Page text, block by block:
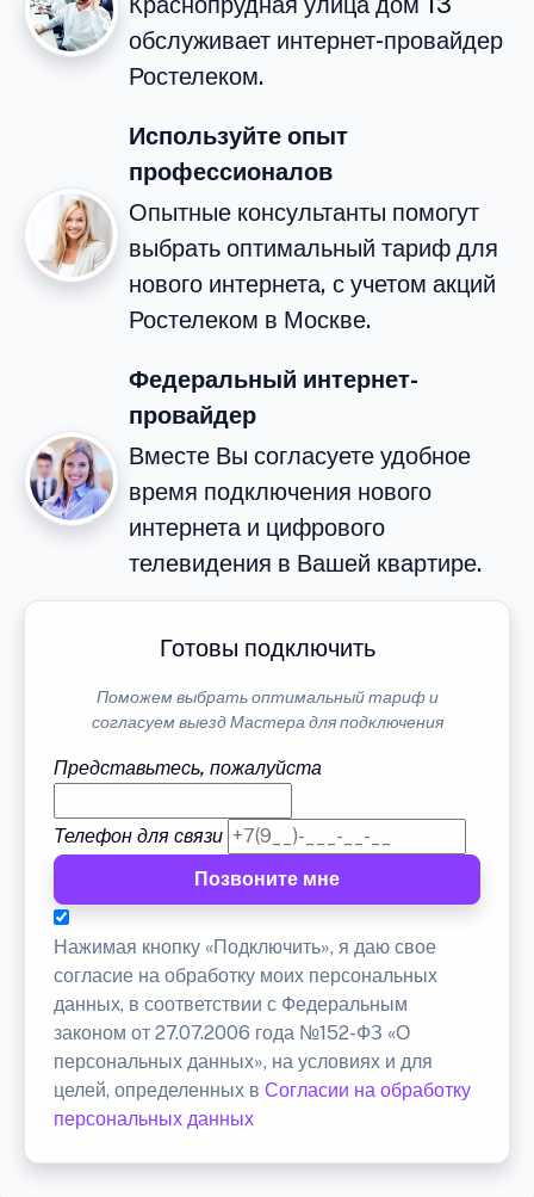
обслуживает интернет-провайдер
Ростелеком.
Используйте опыт
профессионалов
Опытные консультанты помогут
выбрать оптимальный тариф для
нового интернета, с учетом акций
Ростелеком в Москве.
Федеральный интернет-
провайдер
Вместе Вы согласуете удобное
время подключения нового
интернета и цифрового
телевидения в Вашей квартире.
Готовы подключить
Поможем выбрать оптимальный тариф и
согласуем выезд Мастера для подключения
Представьтесь, пожалуйста
Телефон для связи
Позвоните мне
Нажимая кнопку «Подключить», я даю свое
согласие на обработку моих персональных
данных, в соответствии с Федеральным
законом от 27.07.2006 года №152-ФЗ «О
персональных данных», на условиях и для
целей, определенных в Согласии на обработку
персональных данных